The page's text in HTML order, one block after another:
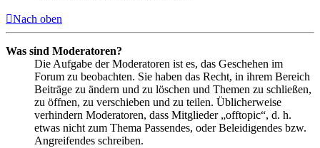
Nach oben
Was sind Moderatoren?
Die Aufgabe der Moderatoren ist es, das Geschehen im
Forum zu beobachten. Sie haben das Recht, in ihrem Bereich
Beiträge zu ändern und zu löschen und Themen zu schließen,
zu öffnen, zu verschieben und zu teilen. Üblicherweise
verhindern Moderatoren, dass Mitglieder „offtopic“, d. h.
etwas nicht zum Thema Passendes, oder Beleidigendes bzw.
Angreifendes schreiben.